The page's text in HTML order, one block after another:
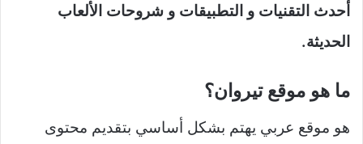
أحدث التقنيات و التطبيقات و شروحات الألعاب
الحديثة.
ما هو موقع تيروان؟
هو موقع عربي يهتم بشكل أساسي بتقديم محتوى